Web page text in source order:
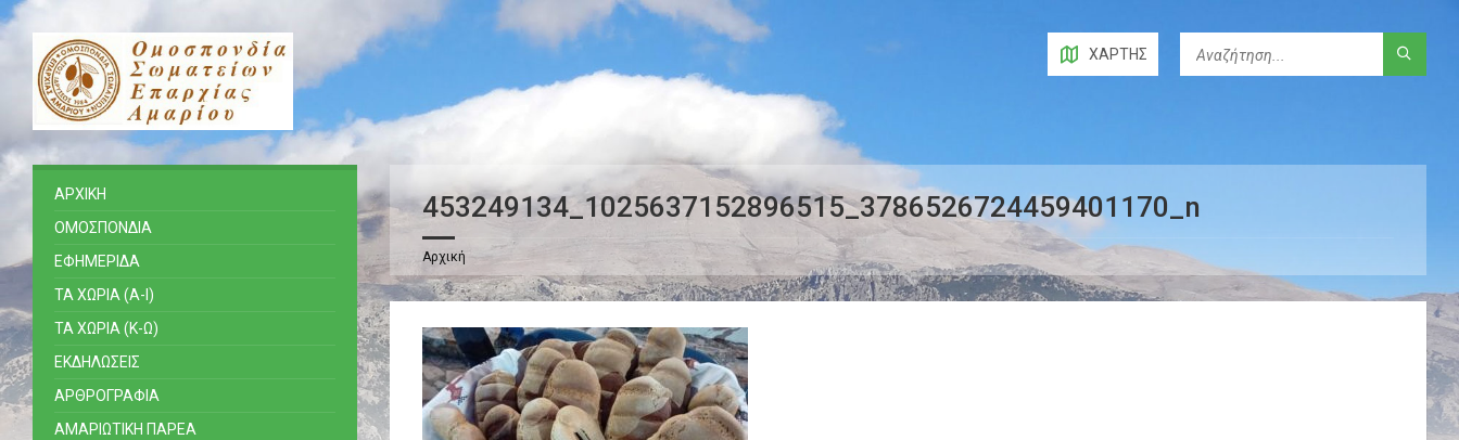
ΧΆΡΤΗΣ
453249134_1025637152896515_3786526724459401170_n
Αρχική
ΑΡΧΙΚΗ
ΟΜΟΣΠΟΝΔΙΑ
ΕΦΗΜΕΡΙΔΑ
ΤΑ ΧΩΡΙΑ (Α-Ι)
ΤΑ ΧΩΡΙΑ (Κ-Ω)
ΕΚΔΗΛΩΣΕΙΣ
ΑΡΘΡΟΓΡΑΦΙΑ
ΑΜΑΡΙΩΤΙΚΗ ΠΑΡΕΑ